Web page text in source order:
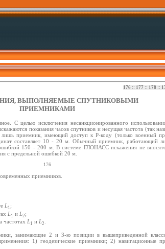
176 :: 177:: 178 ::
ВЫПОЛНЯЕМЫЕ СПУТНИКОВЫМИ
ПРИЕМНИКАМИ
С целью исключения несанкционированного
показания часов спутников и несущая частота (так
приемник, имеющий доступ к Р-коду (только военный
составляет 10 - 20 м. Обычный приемник, работающий
150 - 200 м. В системе ГЛОНАСС искажения не
с предельной ошибкой 20 м.
176
приемников.
L1 ;
L1 и L2 ;
частотах L1 и L2
занимающие 2 и 3-ю позиции в вышеприведенной
1) геодезические приемники; 2) навигационные